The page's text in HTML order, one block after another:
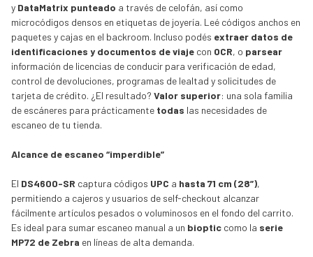
y DataMatrix punteado a través de celofán, así como
microcódigos densos en etiquetas de joyería. Leé códigos anchos en
paquetes y cajas en el backroom. Incluso podés extraer datos de
identificaciones y documentos de viaje con OCR, o parsear
información de licencias de conducir para verificación de edad,
control de devoluciones, programas de lealtad y solicitudes de
tarjeta de crédito. ¿El resultado? Valor superior: una sola familia
de escáneres para prácticamente todas las necesidades de
escaneo de tu tienda.
Alcance de escaneo “imperdible”
El DS4600-SR captura códigos UPC a hasta 71 cm (28”),
permitiendo a cajeros y usuarios de self-checkout alcanzar
fácilmente artículos pesados o voluminosos en el fondo del carrito.
Es ideal para sumar escaneo manual a un bioptic como la serie
MP72 de Zebra en líneas de alta demanda.